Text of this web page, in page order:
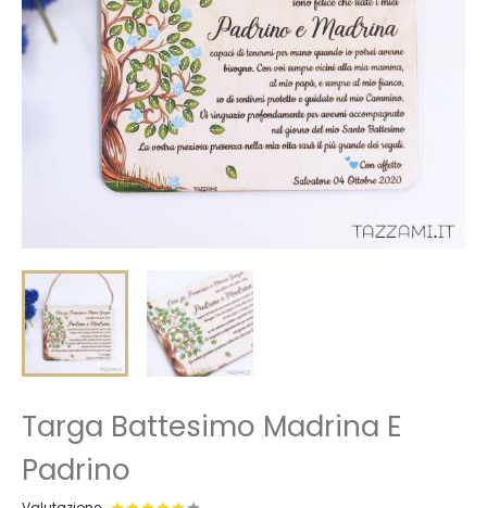
Targa Battesimo Madrina E
Padrino